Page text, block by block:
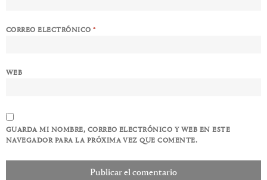
CORREO ELECTRÓNICO*
WEB
GUARDA MI NOMBRE, CORREO ELECTRÓNICO Y WEB EN ESTE
NAVEGADOR PARA LA PRÓXIMA VEZ QUE COMENTE.